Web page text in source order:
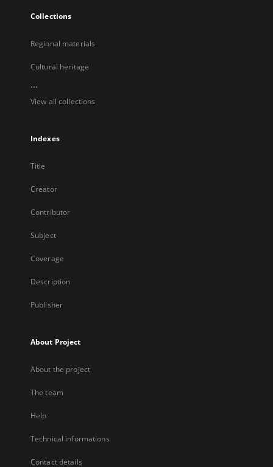
Collections
Regional materials
Cultural heritage
...
View all collections
Indexes
Title
Creator
Contributor
Subject
Coverage
Description
Publisher
About Project
About the project
The team
Help
Technical informations
Contact details